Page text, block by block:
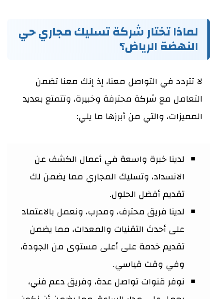
لماذا تختار شركة تسليك مجاري حي
النهضة الرياض؟
لا تتردد في التواصل معنا، إذ إنك معنا تضمن
التعامل مع شركة محترفة وخبيرة، وتتمتع بعديد
المميزات، والتي من أبرزها ما يلي:
لدينا خبرة واسعة في أعمال الكشف عن
الانسداد، وتسليك المجاري مما يضمن لك
تقديم أفضل الحلول.
لدينا فريق محترف، ومدرب، ونعمل بالاعتماد
على أحدث التقنيات والمعدات، مما يضمن
تقديم خدمة على أعلى مستوى من الجودة،
وفي وقت قياسي.
نوفر قنوات تواصل عدة، وفريق دعم فني،